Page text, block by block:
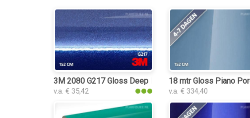
3M 2080 G217 Gloss Deep Blue Metallic plakfolie
v.a. € 35,42
18 mtr Gloss Piano
v.a. € 334,40